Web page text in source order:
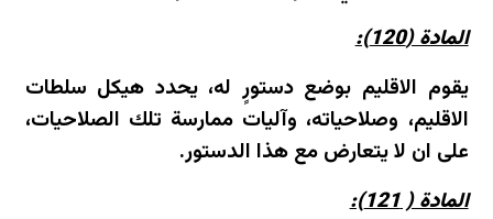
المادة (120):
يقوم الاقليم بوضع دستورٍ له، يحدد هيكل سلطات
الاقليم، وصلاحياته، وآليات ممارسة تلك الصلاحيات،
على ان لا يتعارض مع هذا الدستور.
المادة ( 121):